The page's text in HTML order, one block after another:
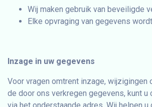
Wij maken gebruik van beveiligde
Elke opvraging van gegevens
Inzage in uw gegevens
Voor vragen omtrent inzage, wijzigingen
de door ons verkregen gegevens, kunt u